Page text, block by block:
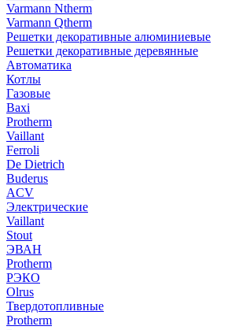
Varmann Ntherm
Varmann Qtherm
Решетки декоративные алюминиевые
Решетки декоративные деревянные
Автоматика
Котлы
Газовые
Baxi
Protherm
Vaillant
Ferroli
De Dietrich
Buderus
ACV
Электрические
Vaillant
Stout
ЭВАН
Protherm
РЭКО
Olrus
Твердотопливные
Protherm